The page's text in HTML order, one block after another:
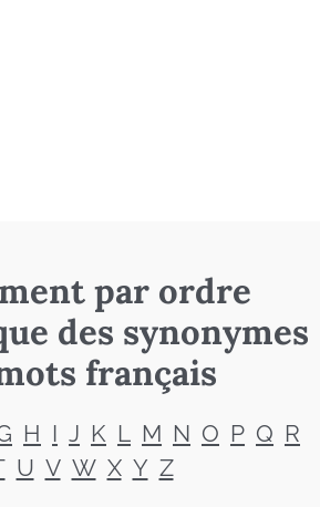
par ordre
des synonymes
français
H I J K L M N O P Q R
U V W X Y Z